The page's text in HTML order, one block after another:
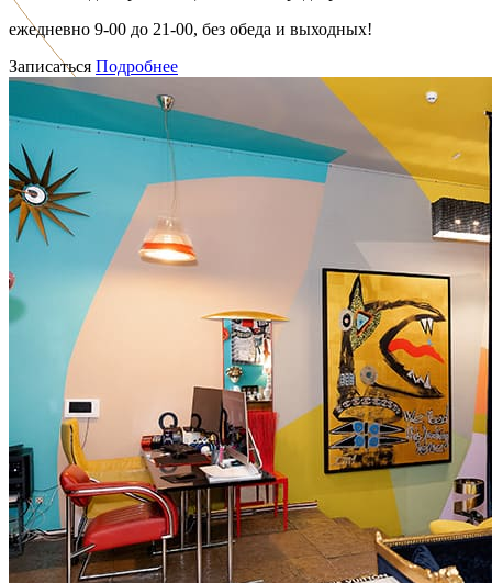
ежедневно 9-00 до 21-00, без обеда и выходных!
Записаться Подробнее